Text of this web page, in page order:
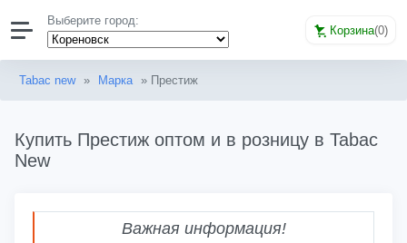
Выберите город:
Корзина(0)
Tabac new » Марка » Престиж
Купить Престиж оптом и в розницу в Tabac
New
Важная информация!